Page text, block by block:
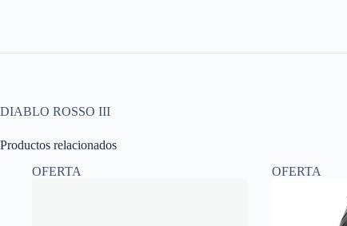
DIABLO ROSSO III
Productos relacionados
OFERTA
OFERTA